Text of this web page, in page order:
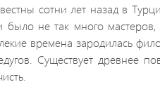
сотни лет назад в
не так много
времена зародилась
Существует древнее